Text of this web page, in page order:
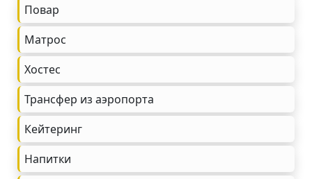
Повар
Матрос
Хостес
Трансфер из аэропорта
Кейтеринг
Напитки